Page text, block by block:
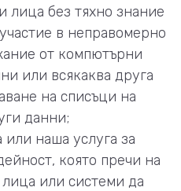
лица без тяхно знание
в неправомерно
от компютърни
или всякаква друга
на списъци на
данни;
или наша услуга за
която пречи на
или системи да